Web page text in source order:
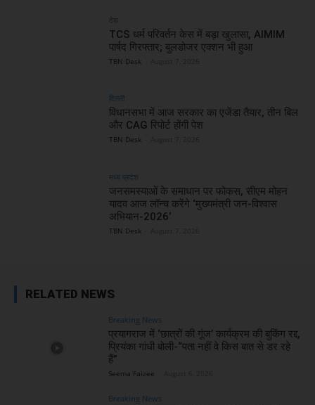
देश
TCS धर्म परिवर्तन केस में बड़ा खुलासा, AIMIM
पार्षद गिरफ्तार; बुलडोजर एक्शन भी हुआ
TBN Desk
दिल्ली
विधानसभा में आज सरकार का एजेंडा तैयार, तीन बिल
और CAG रिपोर्ट होंगी पेश
TBN Desk
मध्य प्रदेश
जनसमस्याओं के समाधान पर फोकस, सीएम मोहन
यादव आज लॉन्च करेंगे ‘मुख्यमंत्री जन-विश्वास
अभियान-2026’
TBN Desk
RELATED NEWS
Breaking News
प्रयागराज में ‘छात्रों की गूंज’ कार्यक्रम की बुकिंग रद्द,
प्रियंका गांधी बोली-“पता नहीं वे किस बात से डर रहे
हैं”
Seema Faizee
Breaking News